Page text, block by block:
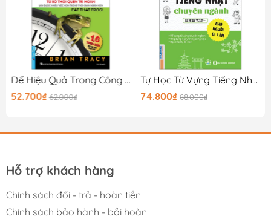
Để Hiệu Quả Trong Công Việc
52.700₫ 62.000₫
Tự Học Từ Vựng Tiếng Nhật Chuyên Ngành Cho Người Đi Làm - 日本語マスター
74.800₫ 88.000₫
Hỗ trợ khách hàng
Chính sách đổi - trả - hoàn tiền
Chính sách bảo hành - bồi hoàn